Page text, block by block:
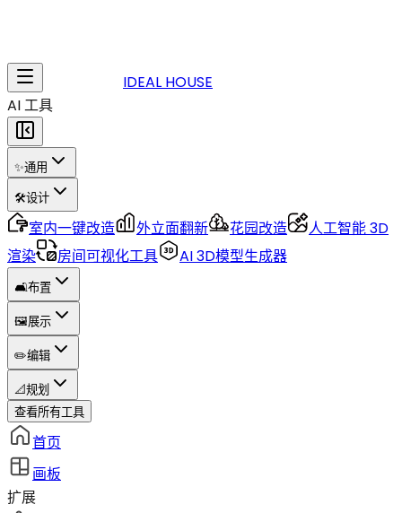
IDEAL HOUSE
AI 工具
✨通用
🛠️设计
室内一键改造 外立面翻新 花园改造
人工智能 3D
渲染
房间可视化工具 AI 3D模型生成器
🛋️布置
🖼️展示
✏️编辑
📐规划
查看所有工具
首页
画板
扩展